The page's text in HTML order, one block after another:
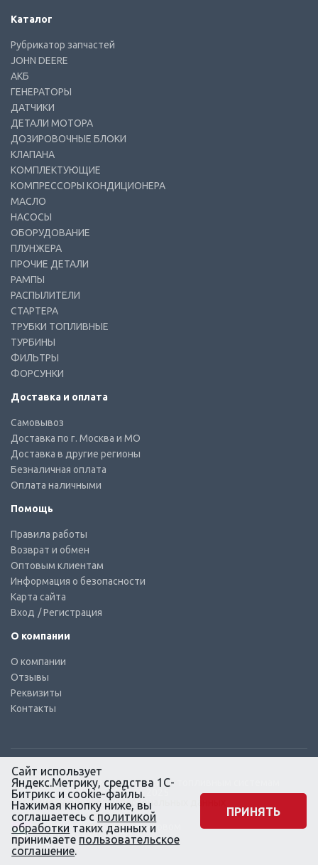
Каталог
Рубрикатор запчастей
JOHN DEERE
АКБ
ГЕНЕРАТОРЫ
ДАТЧИКИ
ДЕТАЛИ МОТОРА
ДОЗИРОВОЧНЫЕ БЛОКИ
КЛАПАНА
КОМПЛЕКТУЮЩИЕ
КОМПРЕССОРЫ КОНДИЦИОНЕРА
МАСЛО
НАСОСЫ
ОБОРУДОВАНИЕ
ПЛУНЖЕРА
ПРОЧИЕ ДЕТАЛИ
РАМПЫ
РАСПЫЛИТЕЛИ
СТАРТЕРА
ТРУБКИ ТОПЛИВНЫЕ
ТУРБИНЫ
ФИЛЬТРЫ
ФОРСУНКИ
Доставка и оплата
Самовывоз
Доставка по г. Москва и МО
Доставка в другие регионы
Безналичная оплата
Оплата наличными
Помощь
Правила работы
Возврат и обмен
Оптовым клиентам
Информация о безопасности
Карта сайта
Вход / Регистрация
О компании
О компании
Отзывы
Реквизиты
Контакты
© КТС-Дизель – Комплектующие к топливным системам
Все права защищены, 2003 – 2025
Согласие на обработку персональных данных
Сайт создан в маркетинговом
агентстве KLUEV.BZ
Сайт использует
Яндекс.Метрику, средства 1С-
Битрикс и cookie-файлы.
Нажимая кнопку ниже, вы
соглашаетесь с политикой
обработки таких данных и
принимаете пользовательское
соглашение.
ПРИНЯТЬ